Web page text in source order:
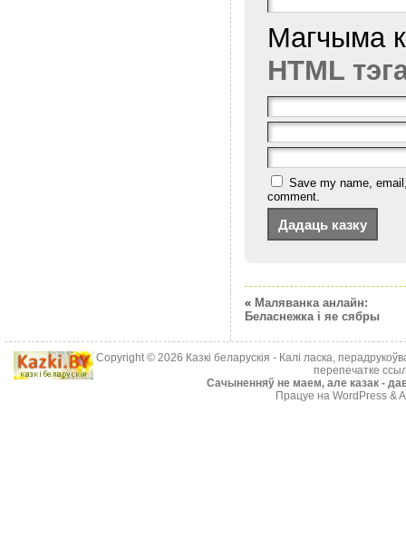
Магчыма
HTML
Save my name,
comment.
« Маляванка анлайн:
Беласнежка і яе сябры
Copyright © 2026 Казкі беларускія - Калі ласка,
перепечатке
Cачыненняў не маем, але казак -
Працуе на WordPress &